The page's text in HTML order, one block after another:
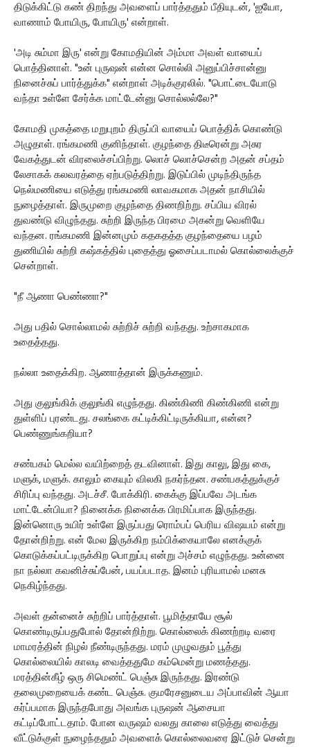
திடுக்கிட்டு கண் திறந்து அவளைப் பார்த்ததும் பீதியுடன், 'ஐயோ,
வாணாம் போயிரு, போயிரு' என்றாள்.
'அடி சும்மா இரு' என்று கோமதியின் அம்மா அவள் வாயைப்
பொத்தினாள். "உன் புருஷன் என்ன சொல்லி அனுப்பிச்சான்னு
நினைச்சுப் பார்த்துக்க" என்றாள் அடிக்குரலில். "பொட்டையோடு
வந்தா உள்ளே சேர்க்க மாட்டேன்னு சொல்லல்லே?"
கோமதி முகத்தை மறுபுறம் திருப்பி வாயைப் பொத்திக் கொண்டு
அழுதாள். ரங்கமணி குனிந்தாள். குழந்தை திடீரென்று அசுர
வேகத்துடன் விரலைச்சப்பிற்று. லொச் லொச்சென்ற அதன் சப்தம்
லேசாகக் கலவரத்தை ஏற்படுத்திற்று. இடுப்பில் முடிந்திருந்த
நெல்மணியை எடுத்து ரங்கமணி லாவகமாக அதன் நாசியில்
நுழைத்தாள். இருமுறை குழந்தை திணறிற்று. சப்பிய விரல்
துவண்டு விழுந்தது. சுற்றி இருந்த பிரமை அகன்று வெளியே
வந்தன. ரங்கமணி இன்னமும் கதகதத்த குழந்தையை பழம்
துணியில் சுற்றி கஷ்கத்தில் புதைத்து ஓசைப்படாமல் கொல்லைக்குச்
சென்றாள்.
"நீ ஆணா பெண்ணா?"
அது பதில் சொல்லாமல் சுற்றிச் சுற்றி வந்தது. உற்சாகமாக
உதைத்தது.
நல்லா உதைக்கிற. ஆணாத்தான் இருக்கணும்.
அது குலுங்கிக் குலுங்கி எழுந்தது. கிண்கிணி கிண்கிணி என்று
துள்ளிப் புரண்டது. சலங்கை கட்டிக்கிட்டிருக்கியா, என்ன?
பெண்ணுங்கறியா?
சண்பகம் மெல்ல வயிற்றைத் தடவினாள். இது காலு, இது கை,
மளுக், மளுக். காலும் கையும் விலகி நகர்ந்தன. சண்பகத்துக்குச்
சிரிப்பு வந்தது. அடச்சீ. போக்கிரி. கைக்கு இப்பவே அடங்க
மாட்டேன்பியா? நினைக்க நினைக்க பிரமிப்பாக இருந்தது.
இன்னொரு உயிர் உள்ளே இருப்பது ரொம்பப் பெரிய விஷயம் என்று
தோன்றிற்று. என் மேல இருக்கிற நம்பிக்கையாலே எனக்குக்
கொடுக்கப்பட்டிருக்கிற பொறுப்பு என்று அச்சம் எழுந்தது. உன்னை
நா நல்லா கவனிச்சுப்பேன், பயப்படாத. இனம் புரியாமல் மனசு
நெகிழ்ந்தது.
அவள் தன்னைச் சுற்றிப் பார்த்தாள். பூமித்தாயே சூல்
கொண்டிருப்பதுபோல் தோன்றிற்று. கொல்லைக் கிணற்றடி வரை
மாமரத்தின் நிழல் நீண்டிருந்தது. மரம் முழுவதும் பூத்து
கொல்லையில் காலடி வைத்ததுமே கம்மென்று மணத்தது.
மரத்தின்கீழ் ஒரு சிமெண்ட் பெஞ்சு இருந்தது. இரண்டு
தலைமுறையைக் கண்ட பெஞ்சு. குமரேசனுடைய அப்பாவின் ஆயா
கர்ப்பமாக இருந்தபோது அவங்க புருஷன் ஆசையா
கட்டிப்போட்டதாம். போன வருஷம் வலது காலை எடுத்து வைத்து
வீட்டுக்குள் நுழைந்ததும் அவளைக் கொல்லைவரை இட்டுச் சென்று